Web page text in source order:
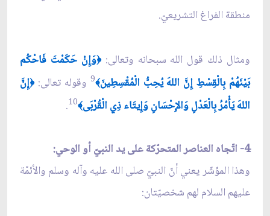
منطقة الفراغ التشريعيّ.
ومثال ذلك قول الله سبحانه وتعالى:﴿وَإِنْ حَكَمْتَ فَاحْكُم
بَيْنَهُمْ بِالْقِسْطِ إِنَّ اللهَ يُحِبُّ الْمُقْسِطِينَ﴾9 وقوله تعالى:﴿إِنَّ
اللهَ يَأْمُرُ بِالْعَدْلِ وَالإِحْسَانِ وَإِيتَاء ذِي الْقُرْبَى﴾10
.
4- اتّجاه العناصر المتحرّكة على يد النبيّ أو الوحي:
وهذا المؤشّر يعني أنّ النبيّ صلى الله عليه وآله وسلم والأئمّة
عليهم السلام لهم شخصيّتان: